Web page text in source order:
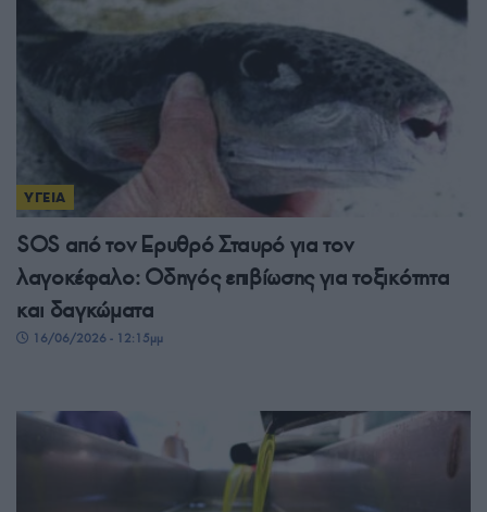
ΥΓΕΙΑ
SOS από τον Ερυθρό Σταυρό για τον
λαγοκέφαλο: Οδηγός επιβίωσης για τοξικότητα
και δαγκώματα
16/06/2026 - 12:15μμ